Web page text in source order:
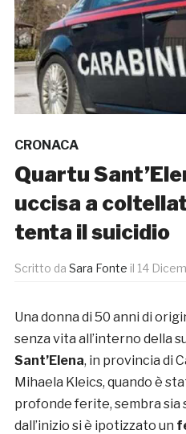
CRONACA
Quartu
uccisa a
tenta il suicidio
Scritto da Sara Fonte il 14
Una donna di 50 anni di
senza vita all’interno della
Sant’Elena, in provincia di
Mihaela Kleics, quando è
profonde ferite, sembra sia
dall’inizio si è ipotizzato un